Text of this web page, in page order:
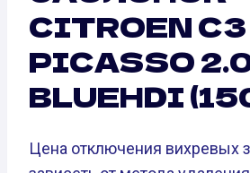
CITROEN C3
PICASSO
BLUEHDI
Цена отключения вихревых